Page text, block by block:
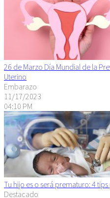
26 de Marzo Día Mundial de la
Uterino
Embarazo
11/17/2023
04:10 PM
Tu hijo es o será prematuro: 4
Destacado